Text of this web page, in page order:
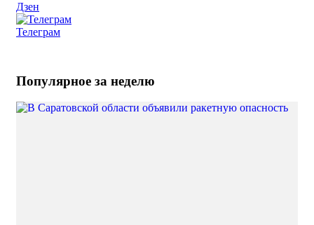
Дзен
Телеграм
Популярное за неделю